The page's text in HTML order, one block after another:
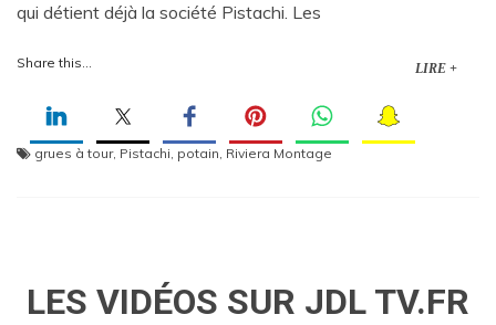
qui détient déjà la société Pistachi. Les
Share this... LIRE +
grues à tour, Pistachi, potain, Riviera Montage
LES VIDÉOS SUR JDL TV.FR